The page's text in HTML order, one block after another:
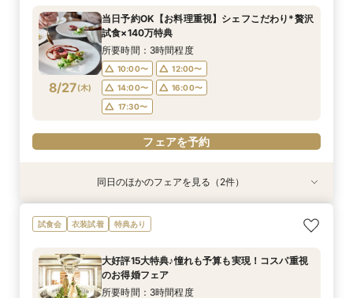
8/26( 水)
10:00〜
14:00〜
16:00〜
17:30〜
フェアを予約
8/26( 水)
10:00〜
14:00〜
17:30〜
フェアを予約
8/27(木)
当日予約OK【お料理重視】シェフこだわり*贅沢
試食×140万特典
所要時間：3時間程度
10:00〜
12:00〜
14:00〜
16:00〜
17:30〜
フェアを予約
特典あり
8/27(木)
【2名～OK！挙式＆会食に◎】フロア貸切り体験
×絶品試食
10:00〜
14:00〜
16:00〜
特典あり
8/27(木)
平日限定【衣装3着＆140万特典】天空チャペル
体験＆絶品試食
10:00〜
14:00〜
16:00〜
同日のほかのフェアを見る（2件）
試食会 衣装試着 特典あり
大好評15大特典♪憧れも予算も実現！コスパ重視
のお得婚フェア
所要時間：3時間程度